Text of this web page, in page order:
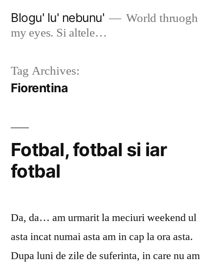
Blogu' lu' nebunu'
World thruogh
my eyes. Si altele…
Tag Archives:
Fiorentina
Fotbal, fotbal si iar
fotbal
Da, da… am urmarit la meciuri weekend ul
asta incat numai asta am in cap la ora asta.
Dupa luni de zile de suferinta, in care nu am